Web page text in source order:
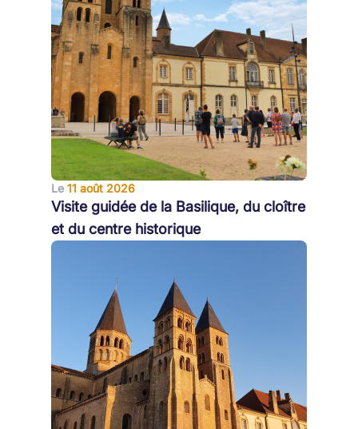
Le 11 août 2026
Visite guidée de la Basilique, du cloître
et du centre historique